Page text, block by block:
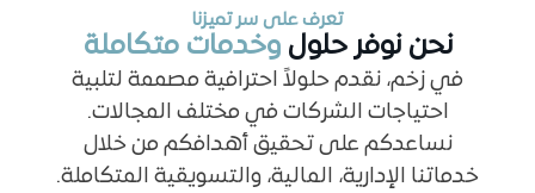
تعرف على سر تميزنا
نحن نوفر حلولوخدمات متكاملة
في زخم، نقدم حلولاً احترافية مصممة لتلبية
احتياجات الشركات في مختلف المجالات.
نساعدكم على تحقيق أهدافكم من خلال
خدماتنا الإدارية، المالية، والتسويقية المتكاملة.